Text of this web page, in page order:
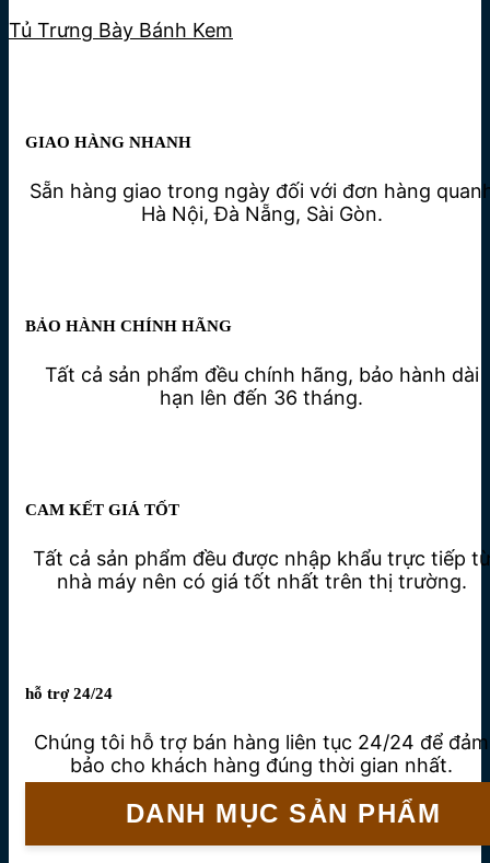
Tủ Trưng Bày Bánh Kem
GIAO HÀNG NHANH
Sẵn hàng giao trong ngày đối với đơn hàng
Hà Nội, Đà Nẵng, Sài Gòn.
BẢO HÀNH CHÍNH HÃNG
Tất cả sản phẩm đều chính hãng, bảo hành dài
hạn lên đến 36 tháng.
CAM KẾT GIÁ TỐT
Tất cả sản phẩm đều được nhập khẩu trực tiếp từ
nhà máy nên có giá tốt nhất trên thị trường.
hỗ trợ 24/24
Chúng tôi hỗ trợ bán hàng liên tục 24/24 để đảm
bảo cho khách hàng đúng thời gian nhất.
DANH MỤC SẢN PHẨM